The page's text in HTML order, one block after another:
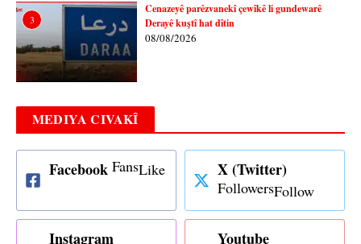
3
Cenazeyê parêzvanekî çewîkê li gundewarê
Derayê kuştî hat dîtin
08/08/2026
MEDIYA CIVAKÎ
Facebook FansLike X (Twitter)
FollowersFollow
Instagram Youtube